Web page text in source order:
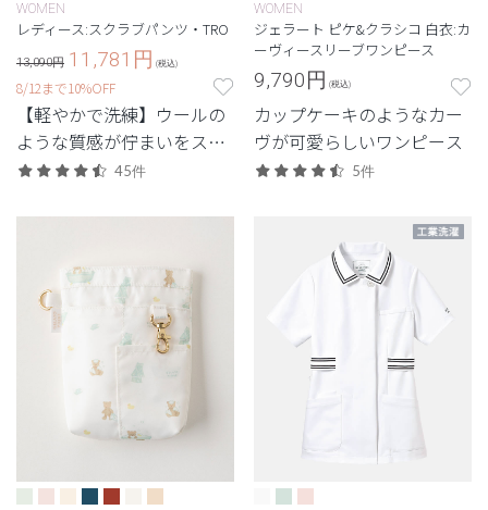
WOMEN
レディース:スクラブパンツ・TRO
13,090円 11,781 円 (税込)
8/12まで10%OFF
【軽やかで洗練】ウールの
ような質感が佇まいをスマ
ートに引き立てる定番シリ
45件
WOMEN
ジェラート ピケ&クラシコ 白衣:カ
ーヴィースリーブワンピース
9,790円 (税込)
カップケーキのようなカー
ヴが可愛らしいワンピース
5件